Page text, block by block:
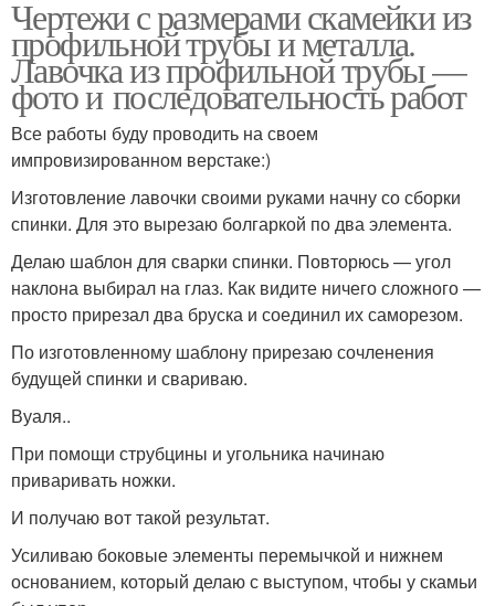
Чертежи с размерами скамейки из
профильной трубы и металла.
Лавочка из профильной трубы —
фото и последовательность работ
Все работы буду проводить на своем
импровизированном верстаке:)
Изготовление лавочки своими руками начну со сборки
спинки. Для это вырезаю болгаркой по два элемента.
Делаю шаблон для сварки спинки. Повторюсь — угол
наклона выбирал на глаз. Как видите ничего сложного —
просто прирезал два бруска и соединил их саморезом.
По изготовленному шаблону прирезаю сочленения
будущей спинки и свариваю.
Вуаля..
При помощи струбцины и угольника начинаю
приваривать ножки.
И получаю вот такой результат.
Усиливаю боковые элементы перемычкой и нижнем
основанием, который делаю с выступом, чтобы у скамьи